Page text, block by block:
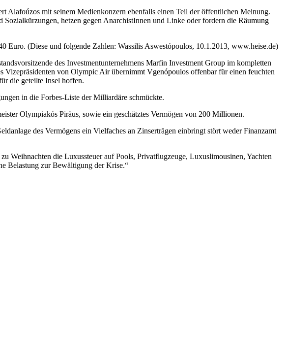
Alafoúzos mit seinem Medienkonzern ebenfalls einen Teil der öffentlichen Meinung.
hetzen gegen AnarchistInnen und Linke oder fordern die Räumung
Euro. (Diese und folgende Zahlen: Wassilis Aswestópoulos, 10.1.2013, www.heise.de)
des Investmentunternehmens Marfin Investment Group im kompletten
Vizepräsidenten von Olympic Air übernimmt Vgenópoulos offenbar für einen feuchten
die geteilte Insel hoffen.
in die Forbes-Liste der Milliardäre schmückte.
Olympiakós Piräus, sowie ein geschätztes Vermögen von 200 Millionen.
des Vermögens ein Vielfaches an Zinserträgen einbringt stört weder Finanzamt
Weihnachten die Luxussteuer auf Pools, Privatflugzeuge, Luxuslimousinen, Yachten
Belastung zur Bewältigung der Krise.“